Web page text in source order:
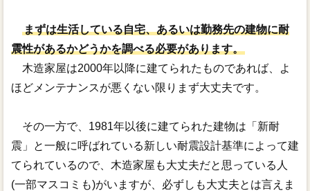
まずは生活している自宅、あるいは勤務先の建物に耐
震性があるかどうかを調べる必要があります。
木造家屋は2000年以降に建てられたものであれば、よ
ほどメンテナンスが悪くない限りまず大丈夫です。
その一方で、1981年以後に建てられた建物は「新耐
震」と一般に呼ばれている新しい耐震設計基準によって建
てられているので、木造家屋も大丈夫だと思っている人
(一部マスコミも)がいますが、必ずしも大丈夫とは言えま